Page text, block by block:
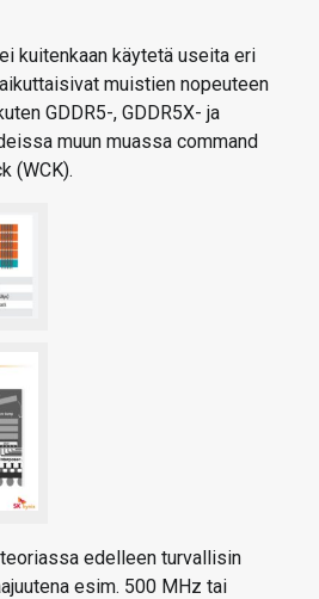
kuitenkaan käytetä useita eri
muistien nopeuteen
GDDR5-, GDDR5X- ja
muun muassa command
(WCK).
edelleen turvallisin
esim. 500 MHz tai